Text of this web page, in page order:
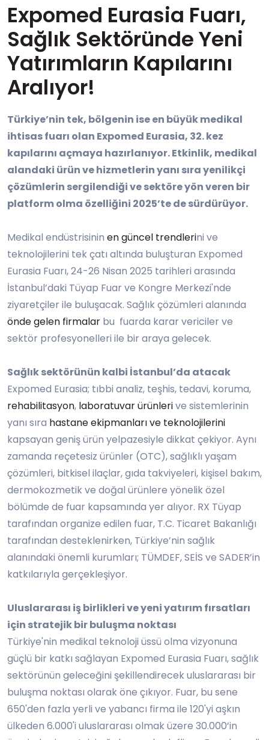
Expomed Eurasia Fuarı,
Sağlık Sektöründe Yeni
Yatırımların Kapılarını
Aralıyor!
Türkiye’nin tek, bölgenin ise en büyük medikal
ihtisas fuarı olan Expomed Eurasia, 32. kez
kapılarını açmaya hazırlanıyor. Etkinlik, medikal
alandaki ürün ve hizmetlerin yanı sıra yenilikçi
çözümlerin sergilendiği ve sektöre yön veren bir
platform olma özelliğini 2025’te de sürdürüyor.
Medikal endüstrisinin en güncel trendlerini ve
teknolojilerini tek çatı altında buluşturan Expomed
Eurasia Fuarı, 24-26 Nisan 2025 tarihleri arasında
İstanbul’daki Tüyap Fuar ve Kongre Merkezi'nde
ziyaretçiler ile buluşacak. Sağlık çözümleri alanında
önde gelen firmalar bu fuarda karar vericiler ve
sektör profesyonelleri ile bir araya gelecek.
Sağlık sektörünün kalbi İstanbul’da atacak
Expomed Eurasia; tıbbi analiz, teşhis, tedavi, koruma,
rehabilitasyon, laboratuvar ürünlerive sistemlerinin
yanı sıra hastane ekipmanları ve teknolojilerini
kapsayan geniş ürün yelpazesiyle dikkat çekiyor. Aynı
zamanda reçetesiz ürünler (OTC), sağlıklı yaşam
çözümleri, bitkisel ilaçlar, gıda takviyeleri, kişisel bakım,
dermokozmetik ve doğal ürünlere yönelik özel
bölümde de fuar kapsamında yer alıyor. RX Tüyap
tarafından organize edilen fuar, T.C. Ticaret Bakanlığı
tarafından desteklenirken, Türkiye’nin sağlık
alanındaki önemli kurumları; TÜMDEF, SEİS ve SADER’in
katkılarıyla gerçekleşiyor.
Uluslararası iş birlikleri ve yeni yatırım fırsatları
için stratejik bir buluşma noktası
Türkiye'nin medikal teknoloji üssü olma vizyonuna
güçlü bir katkı sağlayan Expomed Eurasia Fuarı, sağlık
sektörünün geleceğini şekillendirecek uluslararası bir
buluşma noktası olarak öne çıkıyor. Fuar, bu sene
650'den fazla yerli ve yabancı firma ile 120'yi aşkın
ülkeden 6.000'i uluslararası olmak üzere 30.000’in